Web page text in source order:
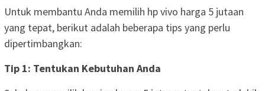
Untuk membantu Anda memilih hp vivo harga 5 jutaan
yang tepat, berikut adalah beberapa tips yang perlu
dipertimbangkan:
Tip 1: Tentukan Kebutuhan Anda